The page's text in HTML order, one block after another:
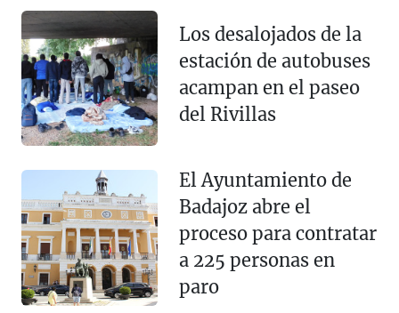
Los desalojados de la
estación de autobuses
acampan en el paseo
del Rivillas
El Ayuntamiento de
Badajoz abre el
proceso para contratar
a 225 personas en
paro